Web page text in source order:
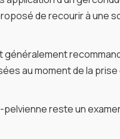
de recourir à une
au moment de la
reste un